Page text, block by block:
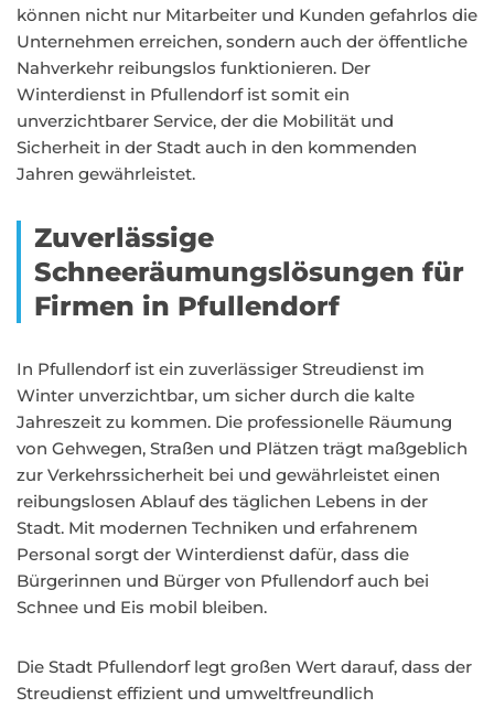
können nicht nur Mitarbeiter und Kunden gefahrlos die
Unternehmen erreichen, sondern auch der öffentliche
Nahverkehr reibungslos funktionieren. Der
Winterdienst in Pfullendorf ist somit ein
unverzichtbarer Service, der die Mobilität und
Sicherheit in der Stadt auch in den kommenden
Jahren gewährleistet.
Zuverlässige
Schneeräumungslösungen für
Firmen in Pfullendorf
In Pfullendorf ist ein zuverlässiger Streudienst im
Winter unverzichtbar, um sicher durch die kalte
Jahreszeit zu kommen. Die professionelle Räumung
von Gehwegen, Straßen und Plätzen trägt maßgeblich
zur Verkehrssicherheit bei und gewährleistet einen
reibungslosen Ablauf des täglichen Lebens in der
Stadt. Mit modernen Techniken und erfahrenem
Personal sorgt der Winterdienst dafür, dass die
Bürgerinnen und Bürger von Pfullendorf auch bei
Schnee und Eis mobil bleiben.
Die Stadt Pfullendorf legt großen Wert darauf, dass der
Streudienst effizient und umweltfreundlich